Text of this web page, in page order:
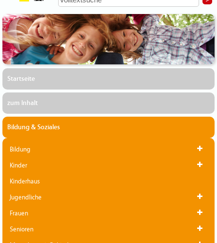
Startseite
zum Inhalt
Bildung & Soziales
Bildung
Kinder
Kinderhaus
Jugendliche
Frauen
Senioren